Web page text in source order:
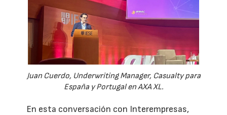
Juan Cuerdo, Underwriting Manager, Casualty para
España y Portugal en AXA XL.
En esta conversación con Interempresas,